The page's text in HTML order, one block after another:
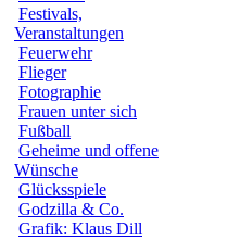
Festivals,
Veranstaltungen
Feuerwehr
Flieger
Fotographie
Frauen unter sich
Fußball
Geheime und offene
Wünsche
Glücksspiele
Godzilla & Co.
Grafik: Klaus Dill